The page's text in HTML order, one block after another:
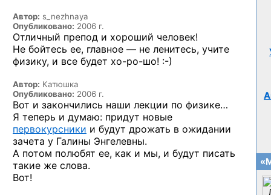
Автор: s_nezhnaya
Опубликовано: 2006 г.
Отличный препод и хороший человек!
Не бойтесь ее, главное — не ленитесь, учите
физику, и все будет хо-ро-шо! :-)
Автор: Катюшка
Опубликовано: 2006 г.
Вот и закончились наши лекции по физике…
Я теперь и думаю: придут новые
первокурсники и будут дрожать в ожидании
зачета у Галины Энгелевны.
А потом полюбят ее, как и мы, и будут писать
такие же слова.
Вот!